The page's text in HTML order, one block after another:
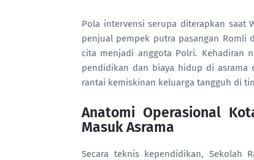
Pola intervensi serupa diterapkan saat
penjual pempek putra pasangan Romli
cita menjadi anggota Polri. Kehadiran
pendidikan dan biaya hidup di
rantai kemiskinan keluarga tangguh di
Anatomi Operasional
Masuk Asrama
Secara teknis kependidikan, Sekolah